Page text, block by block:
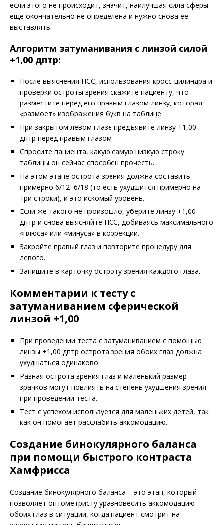
если этого не происходит, значит, наилучшая сила сферы
еще окончательно не определена и нужно снова ее
выставлять.
Алгоритм затуманивания с линзой силой
+1,00 дптр:
После выяснения НСС, использования кросс-цилиндра и
проверки остроты зрения скажите пациенту, что
разместите перед его правым глазом линзу, которая
«размоет» изображения букв на таблице.
При закрытом левом глазе предъявите линзу +1,00
дптр перед правым глазом.
Спросите пациента, какую самую низкую строку
таблицы он сейчас способен прочесть.
На этом этапе острота зрения должна составить
примерно 6/12–6/18 (то есть ухудшится примерно на
три строки), и это искомый уровень.
Если же такого не произошло, уберите линзу +1,00
дптр и снова выясняйте НСС, добиваясь максимального
«плюса» или «минуса» в коррекции.
Закройте правый глаз и повторите процедуру для
левого.
Запишите в карточку остроту зрения каждого глаза.
Комментарии к тесту с
затуманиванием сферической
линзой +1,00
При проведении теста с затуманиванием с помощью
линзы +1,00 дптр острота зрения обоих глаз должна
ухудшаться одинаково.
Разная острота зрения глаз и маленький размер
зрачков могут повлиять на степень ухудшения зрения
при проведении теста.
Тест с успехом используется для маленьких детей, так
как он помогает расслабить аккомодацию.
Создание бинокулярного баланса
при помощи быстрого контраста
Хамфрисса
Создание бинокулярного баланса – это этап, который
позволяет оптометристу уравновесить аккомодацию
обоих глаз в ситуации, когда пациент смотрит на